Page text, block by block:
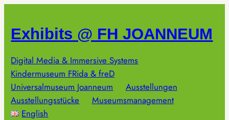
springen
Exhibits @ FH JOANNEUM
Digital Media & Immersive Systems
Kindermuseum FRida & freD
Universalmuseum Joanneum
Ausstellungen
Ausstellungsstücke
Museumsmanagement
English